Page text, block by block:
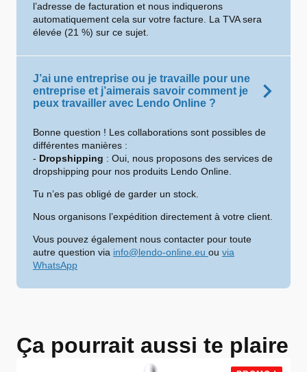
l’adresse de facturation et nous indiquerons
automatiquement cela sur votre facture. La TVA sera
élevée (21 %) sur ce sujet.
J’ai une entreprise ou je travaille pour une
entreprise et j’aimerais savoir comment je
peux travailler avec Lendo Online ?
Bonne question ! Les collaborations sont possibles de
différentes manières :
- Dropshipping : Oui, nous proposons des services de
dropshipping pour nos produits Lendo Online.
Tu n’es pas obligé de garder un stock.
Nous organisons l’expédition directement à votre client.
Vous pouvez également nous contacter pour toute
autre question via info@lendo-online.eu ou via
WhatsApp
Ça pourrait aussi te plaire